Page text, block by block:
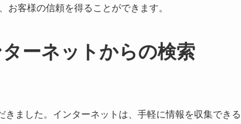
客様の信頼を得ることができます。
ーネットからの検索
ました。インターネットは、手軽に情報を収集できる